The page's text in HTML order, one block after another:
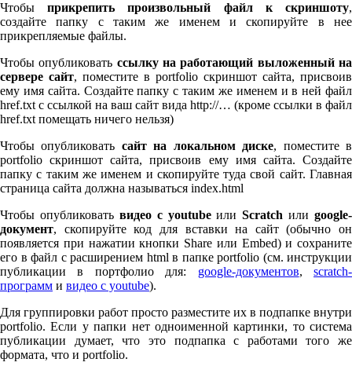
Чтобыприкрепить произвольный файл к скриншоту,
создайте папку с таким же именем и скопируйте в нее
прикрепляемые файлы.
Чтобы опубликовать ссылку на работающий выложенный на
сервере сайт, поместите в port­fo­lio скриншот сайта, присвоив
ему имя сайта. Создайте папку с таким же именем и в ней файл
href.txt с ссылкой на ваш сайт вида http://… (кроме ссылки в файл
href.txt помещать ничего нельзя)
Чтобы опубликовать сайт на локальном диске, поместите в
port­fo­lio скриншот сайта, присвоив ему имя сайта. Создайте
папку с таким же именем и скопируйте туда свой сайт. Главная
страница сайта должна называться index.html
Чтобы опубликовать видео с youtubeилиScratch или google-
документ, скопируйте код для вставки на сайт (обычно он
появляется при нажатии кнопки Share или Embed) и сохраните
его в файл с расширением html в папке port­fo­lio (см. инструкции
публикации в портфолио для: google-документов,scratch-
программ и видео с youtube).
Для группировки работ просто разместите их в подпапке внутри
port­fo­lio. Если у папки нет одноименной картинки, то система
публикации думает, что это подпапка с работами того же
формата, что и port­fo­lio.